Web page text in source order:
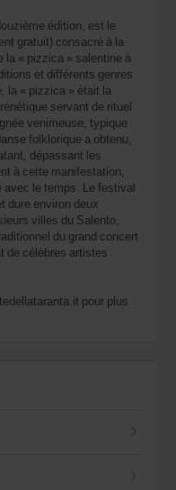
édition, est le
gratuit) consacré à la
la « pizzica » salentine à
et différents genres
la « pizzica » était la
servant de rituel
venimeuse, typique
folklorique a obtenu,
dépassant les
à cette manifestation,
avec le temps. Le festival
dure environ deux
villes du Salento,
du grand concert
de célèbres artistes
pour plus